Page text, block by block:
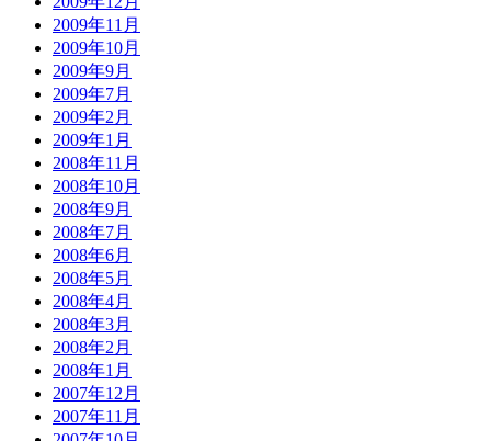
2009年11月
2009年10月
2009年9月
2009年7月
2009年2月
2009年1月
2008年11月
2008年10月
2008年9月
2008年7月
2008年6月
2008年5月
2008年4月
2008年3月
2008年2月
2008年1月
2007年12月
2007年11月